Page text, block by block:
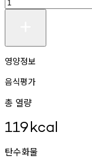
영양정보
음식평가
총 열량
119kcal
탄수화물